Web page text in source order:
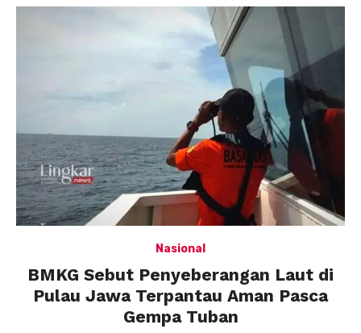
Nasional
BMKG Sebut Penyeberangan Laut di
Pulau Jawa Terpantau Aman Pasca
Gempa Tuban